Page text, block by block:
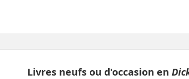
Livres neufs ou d'occasion en